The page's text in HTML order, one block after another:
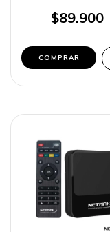
FIRE TV STICK
$89.900